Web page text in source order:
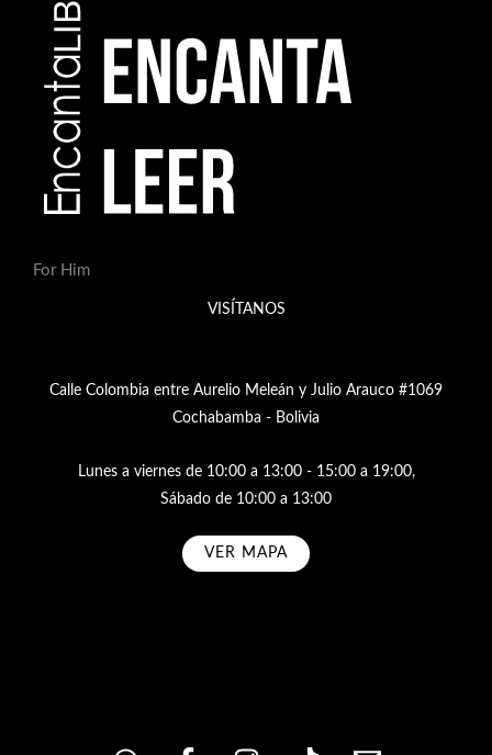
For Him
VISÍTANOS
Calle Colombia entre Aurelio Meleán y Julio Arauco #1069
Cochabamba - Bolivia
Lunes a viernes de 10:00 a 13:00 - 15:00 a 19:00,
Sábado de 10:00 a 13:00
VER MAPA